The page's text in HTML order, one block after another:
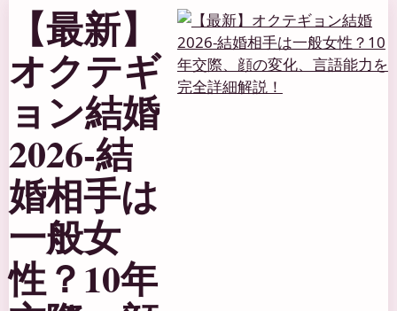
【最新】
オクテギ
ョン結婚
2026-結
婚相手は
一般女
性？10年